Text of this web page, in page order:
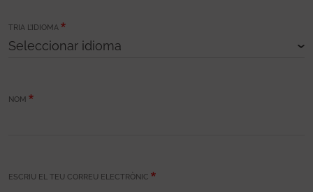
TRIA L’IDIOMA
NOM
ESCRIU EL TEU CORREU ELECTRÒNIC